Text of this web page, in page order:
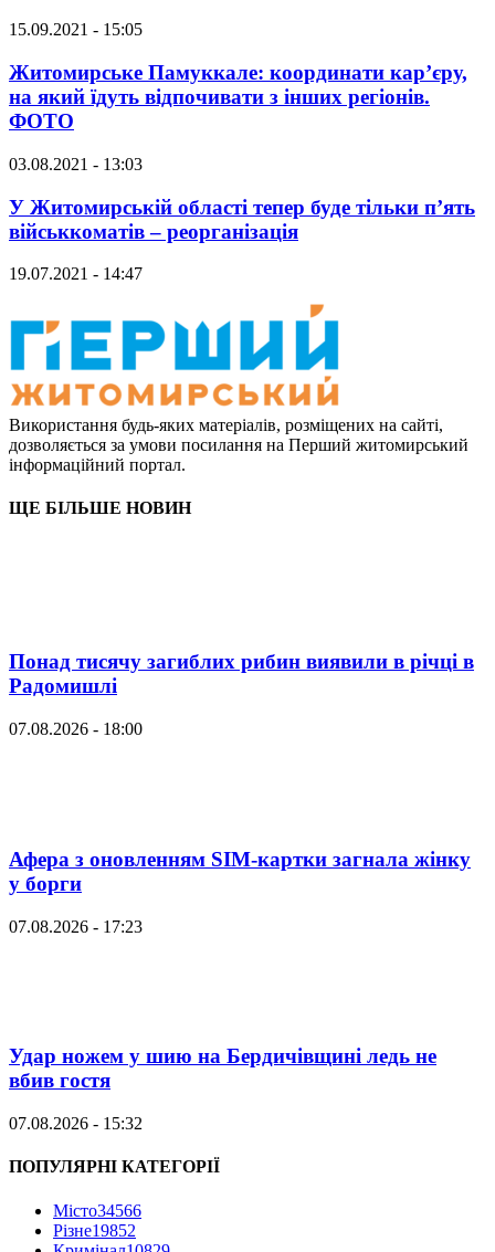
15.09.2021 - 15:05
Житомирське Памуккале: координати кар’єру,
на який їдуть відпочивати з інших регіонів.
ФОТО
03.08.2021 - 13:03
У Житомирській області тепер буде тільки п’ять
військкоматів – реорганізація
19.07.2021 - 14:47
Використання будь-яких матеріалів, розміщених на сайті,
дозволяється за умови посилання на Перший житомирський
інформаційний портал.
ЩЕ БІЛЬШЕ НОВИН
Понад тисячу загиблих рибин виявили в річці в
Радомишлі
07.08.2026 - 18:00
Афера з оновленням SIM-картки загнала жінку
у борги
07.08.2026 - 17:23
Удар ножем у шию на Бердичівщині ледь не
вбив гостя
07.08.2026 - 15:32
ПОПУЛЯРНІ КАТЕГОРІЇ
Місто34566
Різне19852